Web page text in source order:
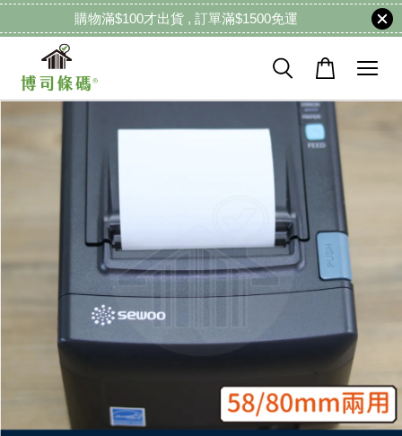
購物滿$100才出貨 , 訂單滿$1500免運